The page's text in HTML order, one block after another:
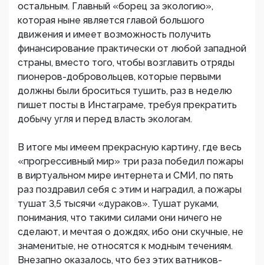
остальным. Главный «борец за экологию»,
которая ныне является главой большого
движения и имеет возможность получить
финансирование практически от любой западной
страны, вместо того, чтобы возглавить отряды
пионеров-добровольцев, которые первыми
должны были броситься тушить, раз в неделю
пишет посты в Инстаграме, требуя прекратить
добычу угля и перед власть экологам.
В итоге мы имеем прекрасную картину, где весь
«прогрессивный мир» три раза победил пожары
в виртуальном мире интернета и СМИ, по пять
раз поздравил себя с этим и наградил, а пожары
тушат 3,5 тысячи «дураков». Тушат руками,
понимания, что такими силами они ничего не
сделают, и мечтая о дождях, ибо они скучные, не
знаменитые, не относятся к модным течениям.
Внезапно оказалось, что без этих ватников-